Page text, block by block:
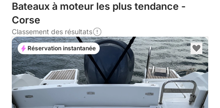
Bateaux à moteur les plus tendance -
Corse
Classement des résultats
Réservation instantanée